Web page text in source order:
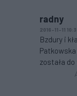
radny
2016-11-11
Bzdury i
została